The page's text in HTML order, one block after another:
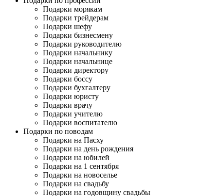
Подарки морякам
Подарки трейдерам
Подарки шефу
Подарки бизнесмену
Подарки руководителю
Подарки начальнику
Подарки начальнице
Подарки директору
Подарки боссу
Подарки бухгалтеру
Подарки юристу
Подарки врачу
Подарки учителю
Подарки воспитателю
Подарки по поводам
Подарки на Пасху
Подарки на день рождения
Подарки на юбилей
Подарки на 1 сентября
Подарки на новоселье
Подарки на свадьбу
Подарки на годовщину свадьбы